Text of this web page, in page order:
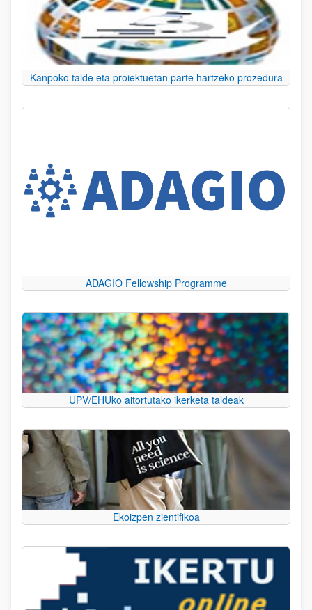
Kanpoko talde eta proiektuetan parte hartzeko prozedura
ADAGIO Fellowship Programme
UPV/EHUko aitortutako ikerketa taldeak
Ekoizpen zientifikoa